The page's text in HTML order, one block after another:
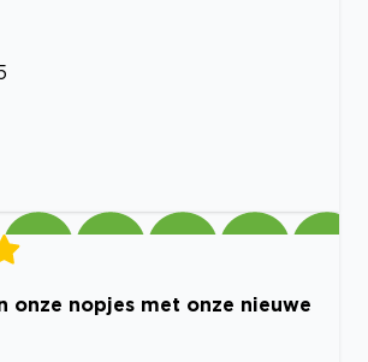
onze nopjes met onze nieuwe